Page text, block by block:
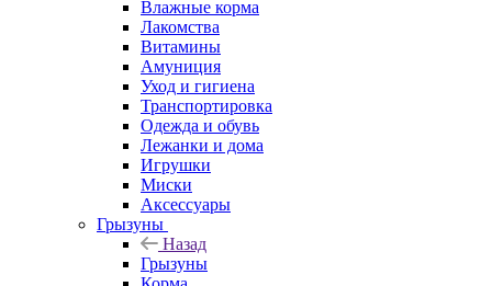
Влажные корма
Лакомства
Витамины
Амуниция
Уход и гигиена
Транспортировка
Одежда и обувь
Лежанки и дома
Игрушки
Миски
Аксессуары
Грызуны
Назад
Грызуны